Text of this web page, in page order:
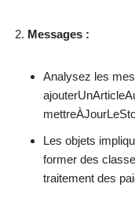
Messages :
Analysez les
Les objets
former des
traitement des